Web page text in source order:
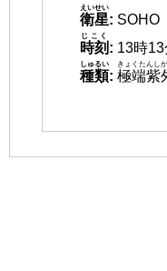
衛星
えいせい
: SOHO
時刻
じこく
: 13時13
種類
しゅるい
: 極端紫
きょくたんし